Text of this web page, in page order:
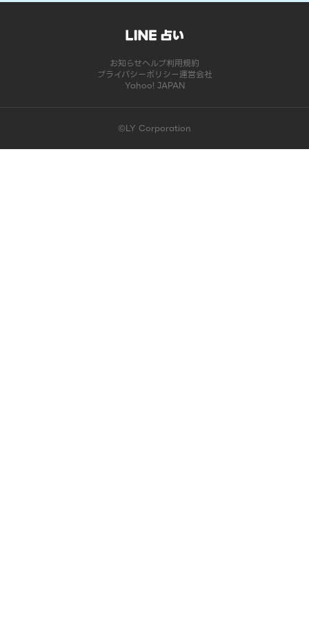
お知らせヘルプ利用規約
プライバシーポリシー運営会社
Yahoo! JAPAN
©LY Corporation
このコンテンツは掲載が終了しました | LINE占い